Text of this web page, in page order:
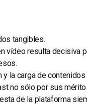
tangibles.
vídeo resulta decisiva
la carga de
no sólo por sus
de la plataforma